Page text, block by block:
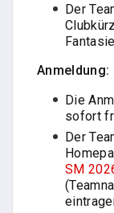
Der
Anmeldung:
Die
sofort
Der
SM